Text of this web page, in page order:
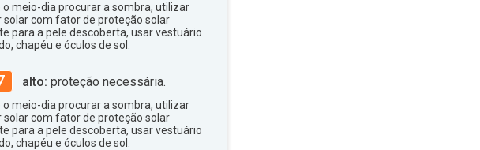
o meio-dia procurar a sombra, utilizar
solar com fator de proteção solar
para a pele descoberta, usar vestuário
chapéu e óculos de sol.
alto: proteção necessária.
o meio-dia procurar a sombra, utilizar
solar com fator de proteção solar
para a pele descoberta, usar vestuário
chapéu e óculos de sol.